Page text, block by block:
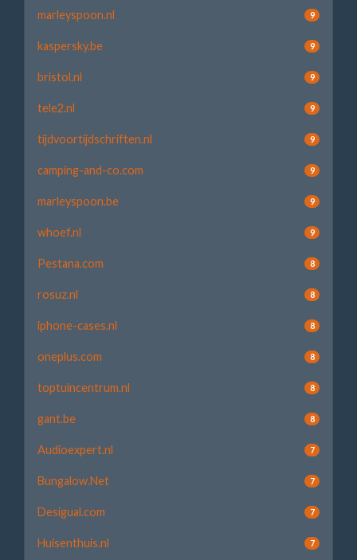
marleyspoon.nl 9
kaspersky.be 9
bristol.nl 9
tele2.nl 9
tijdvoortijdschriften.nl 9
camping-and-co.com 9
marleyspoon.be 9
whoef.nl 9
Pestana.com 8
rosuz.nl 8
iphone-cases.nl 8
oneplus.com 8
toptuincentrum.nl 8
gant.be 8
Audioexpert.nl 7
Bungalow.Net 7
Desigual.com 7
Huisenthuis.nl 7